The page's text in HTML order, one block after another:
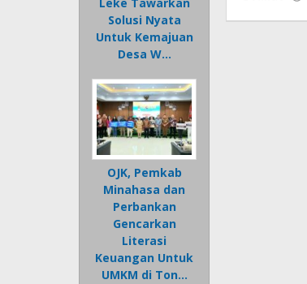
Solusi Nyata
Untuk Kemajuan
Desa W…
OJK, Pemkab
Minahasa dan
Perbankan
Gencarkan
Literasi
Keuangan Untuk
UMKM di Ton…